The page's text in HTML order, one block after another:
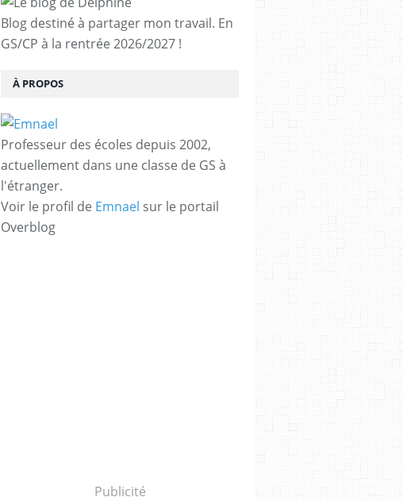
Blog destiné à partager mon travail. En
GS/CP à la rentrée 2026/2027 !
À PROPOS
Professeur des écoles depuis 2002,
actuellement dans une classe de GS à
l'étranger.
Voir le profil de Emnael sur le portail
Overblog
Publicité